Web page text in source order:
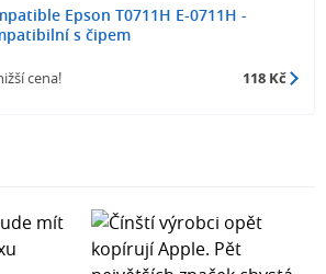
Epson T0711H E-0711H -
s čipem
cena! 118 Kč